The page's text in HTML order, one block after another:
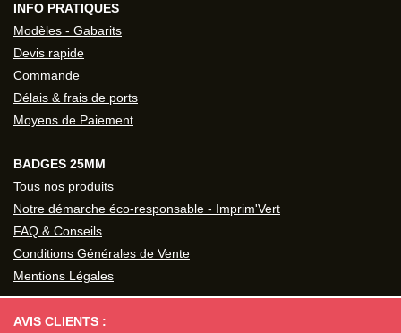
INFO PRATIQUES
Modèles - Gabarits
Devis rapide
Commande
Délais & frais de ports
Moyens de Paiement
BADGES 25MM
Tous nos produits
Notre démarche éco-responsable - Imprim'Vert
FAQ & Conseils
Conditions Générales de Vente
Mentions Légales
AVIS CLIENTS :